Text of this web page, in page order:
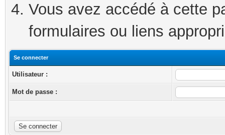
Vous avez accédé à cette
formulaires ou liens
Se connecter
Utilisateur :
Mot de passe :